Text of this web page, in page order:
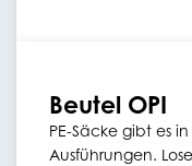
Beutel OPI
PE-Säcke gibt es
Ausführungen.